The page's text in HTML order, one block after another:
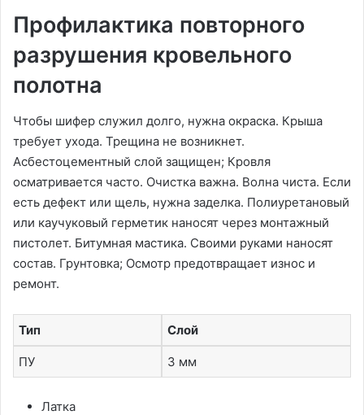
Профилактика повторного
разрушения кровельного
полотна
Чтобы шифер служил долго, нужна окраска. Крыша
требует ухода. Трещина не возникнет.
Асбестоцементный слой защищен; Кровля
осматривается часто. Очистка важна. Волна чиста. Если
есть дефект или щель, нужна заделка. Полиуретановый
или каучуковый герметик наносят через монтажный
пистолет. Битумная мастика. Своими руками наносят
состав. Грунтовка; Осмотр предотвращает износ и
ремонт.
Тип Слой
ПУ 3 мм
Латка